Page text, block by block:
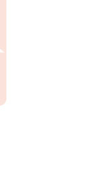
pratique